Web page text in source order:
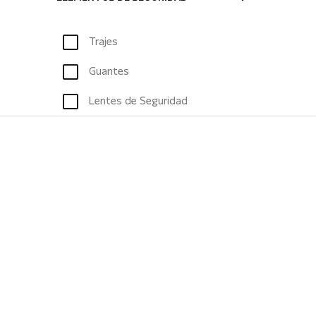
Trajes
Guantes
Lentes de Seguridad